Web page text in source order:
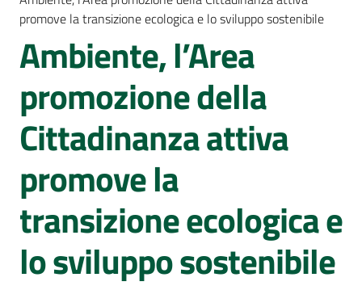
Porte
aperte
in
Assemblea
Mostre
itineranti
Percorsi
sulla
memoria
Seguici
promove la transizione ecologica e lo sviluppo sostenibile
Ambiente, l’Area
promozione della
Cittadinanza attiva
promove la
transizione ecologica e
lo sviluppo sostenibile